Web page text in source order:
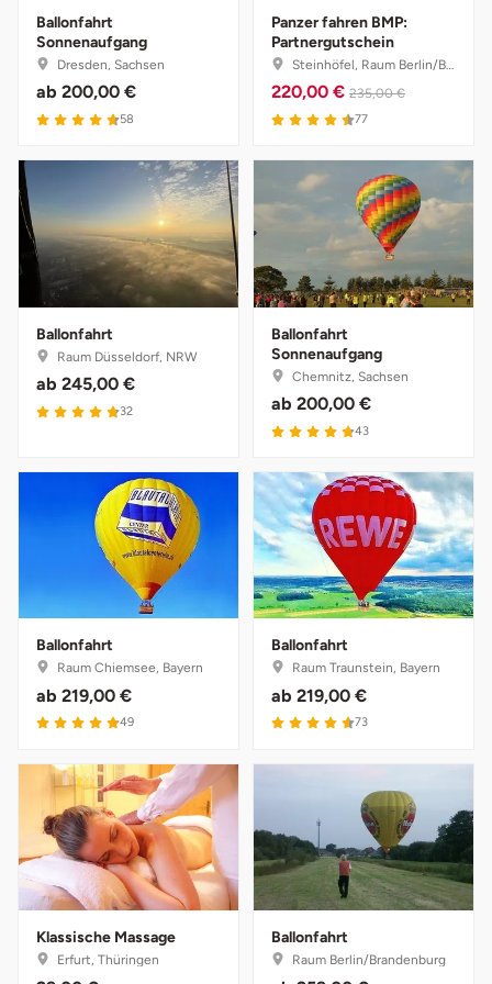
Ballonfahrt
Sonnenaufgang
Dresden, Sachsen
ab 200,00 €
4.7 von 5
58
Panzer fahren BMP:
Partnergutschein
Steinhöfel, Raum Berlin/Brandenburg
220,00 € 235,00 €
4.5 von 5
77
Ballonfahrt
Raum Düsseldorf, NRW
ab 245,00 €
4.8 von 5
32
Ballonfahrt
Sonnenaufgang
Chemnitz, Sachsen
ab 200,00 €
4.8 von 5
43
Ballonfahrt
Raum Chiemsee, Bayern
ab 219,00 €
4.9 von 5
49
Ballonfahrt
Raum Traunstein, Bayern
ab 219,00 €
4.6 von 5
73
Klassische Massage
Erfurt, Thüringen
Ballonfahrt
Raum Berlin/Brandenburg
Bruchköbel
Burghausen
Calw
Chemnitz
Cloppenburg
Coburg
Deggendorf
Dietzenbach
Dingolfing
Dorsten
Dortmund
Dresden
Duisburg
Münster
Oberlausitz
Pirna
Riesa
Ruhrgebiet
Strausberg (Berlin/Brandenburg)
sächsische Schweiz
Sangerhausen
Suhl
Unterwellenborn
Weimar
Weißenfels
Witterda